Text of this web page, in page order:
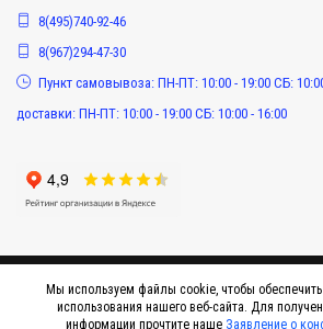
8(495)740-92-46
8(967)294-47-30
Пункт самовывоза: ПН-ПТ: 10:00 - 19:00 СБ:
доставки: ПН-ПТ: 10:00 - 19:00 СБ: 10:00 - 16:00
Мы используем файлы cookie, чтобы
использования нашего веб-сайта. Для
информации прочтите наше Заявление о